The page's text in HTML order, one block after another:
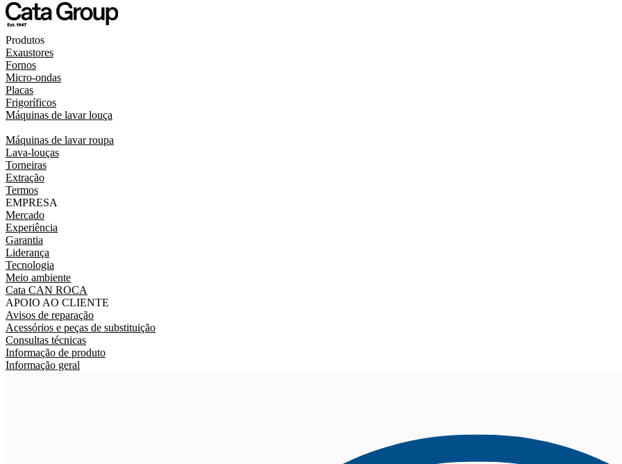
Produtos
Exaustores
Fornos
Micro-ondas
Placas
Frigoríficos
Máquinas de lavar louça
Máquinas de lavar roupa
Lava-louças
Torneiras
Extração
Termos
EMPRESA
Mercado
Experiência
Garantia
Liderança
Tecnologia
Meio ambiente
Cata CAN ROCA
APOIO AO CLIENTE
Avisos de reparação
Acessórios e peças de substituição
Consultas técnicas
Informação de produto
Informação geral